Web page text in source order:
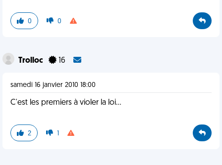
0 0
Trolloc 16
samedi 16 janvier 2010 18:00
C'est les premiers à violer la loi...
2 1